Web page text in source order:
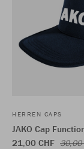
HERREN CAPS
JAKO Cap
21,00 CHF 30,00